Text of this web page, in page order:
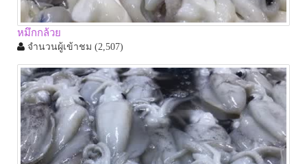
หมึกกล้วย
จำนวนผู้เข้าชม (2,507)